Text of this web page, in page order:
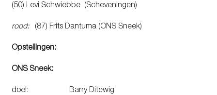
(50) Levi Schwiebbe (Scheveningen)
rood: (87) Frits Dantuma (ONS Sneek)
Opstellingen:
ONS Sneek:
doel: Barry Ditewig